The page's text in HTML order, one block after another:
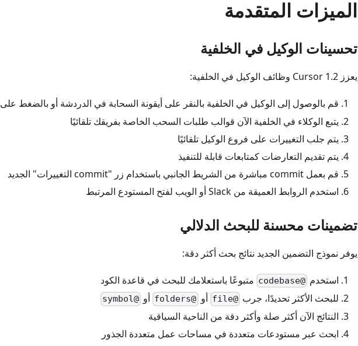
الميزات المتقدمة
تحسينات الوكيل في الخلفية
يعزز Cursor 1.2 وظائف الوكيل في الخلفية:
قم بالوصول إلى الوكيل في الخلفية بالنقر على أيقونة السحابة في الدردشة أو بالضغط على
يتبع الوكلاء في الخلفية الآن قوالب طلبات السحب الخاصة بفريقك تلقائيًا
يتم جلب التغييرات على فروع الوكيل تلقائيًا
يتم تقديم التعارضات كمتابعات قابلة للتنفيذ
قم بعمل commit مباشرة من الشريط الجانبي باستخدام زر "commit التغييرات" الجديد
استخدم الروابط العميقة من Slack أو الويب لفتح المستودع المرتبط
تضمينات محسنة للبحث الدلالي
يوفر نموذج التضمين الجديد نتائج بحث أكثر دقة:
استخدم @codebase
متبوعًا باستعلامك للبحث في قاعدة الكود
للبحث الأكثر تحديدًا، جرب @file أو @folders أو @symbol
النتائج الآن أكثر صلة وأكثر دقة من الناحية السياقية
ابحث عبر مستودعات متعددة في مساحات عمل متعددة الجذور